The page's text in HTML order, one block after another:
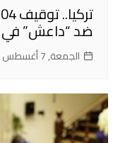
ضد “داعش” في 30 ولاية
الجمعة, 7 أغسطس 2026, 17:13